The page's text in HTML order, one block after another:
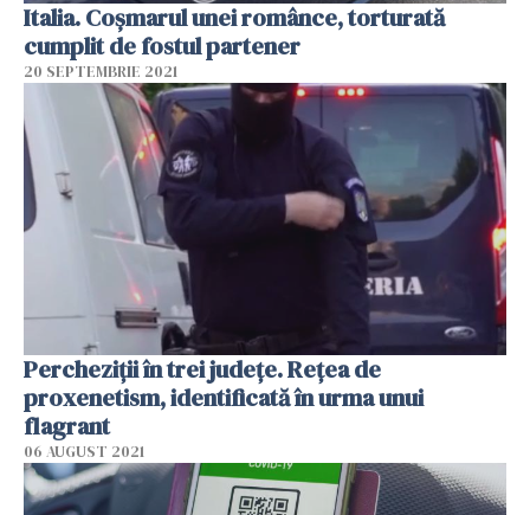
Italia. Coșmarul unei românce, torturată
cumplit de fostul partener
20 SEPTEMBRIE 2021
Percheziţii în trei judeţe. Reţea de
proxenetism, identificată în urma unui
flagrant
06 AUGUST 2021